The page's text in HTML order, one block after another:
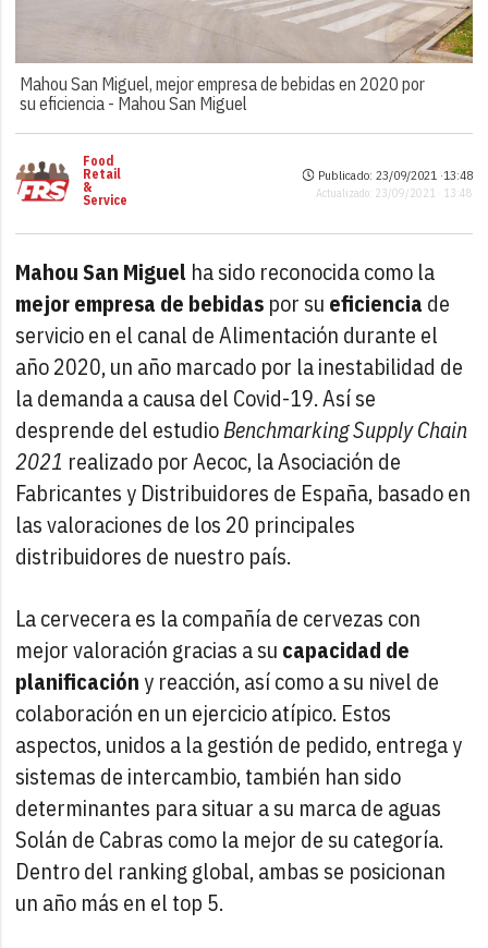
Mahou San Miguel, mejor empresa de bebidas en 2020 por
su eficiencia - Mahou San Miguel
Food
Retail
&
Service
Publicado: 23/09/2021 ·13:48
Actualizado: 23/09/2021 · 13:48
Mahou San Miguel ha sido reconocida como la
mejor empresa de bebidas por su eficiencia de
servicio en el canal de Alimentación durante el
año 2020, un año marcado por la inestabilidad de
la demanda a causa del Covid-19. Así se
desprende del estudioBenchmarking Supply Chain
2021 realizado por Aecoc, la Asociación de
Fabricantes y Distribuidores de España, basado en
las valoraciones de los 20 principales
distribuidores de nuestro país.
La cervecera es la compañía de cervezas con
mejor valoración gracias a su capacidad de
planificacióny reacción, así como a su nivel de
colaboración en un ejercicio atípico. Estos
aspectos, unidos a la gestión de pedido, entrega y
sistemas de intercambio, también han sido
determinantes para situar a su marca de aguas
Solán de Cabras como la mejor de su categoría.
Dentro del ranking global, ambas se posicionan
un año más en el top 5.